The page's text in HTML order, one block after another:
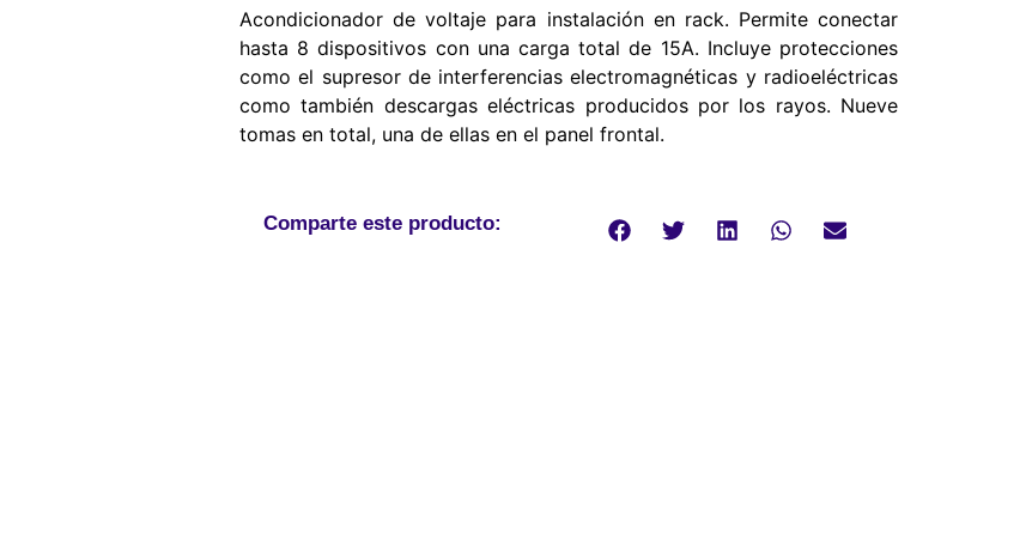
Acondicionador de voltaje para instalación en rack. Permite conectar
hasta 8 dispositivos con una carga total de 15A. Incluye protecciones
como el supresor de interferencias electromagnéticas y radioeléctricas
como también descargas eléctricas producidos por los rayos. Nueve
tomas en total, una de ellas en el panel frontal.
Comparte este producto: